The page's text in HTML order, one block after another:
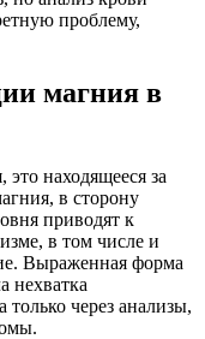
проблему,
магния в
находящееся за
в сторону
приводят к
в том числе и
Выраженная форма
нехватка
через анализы,